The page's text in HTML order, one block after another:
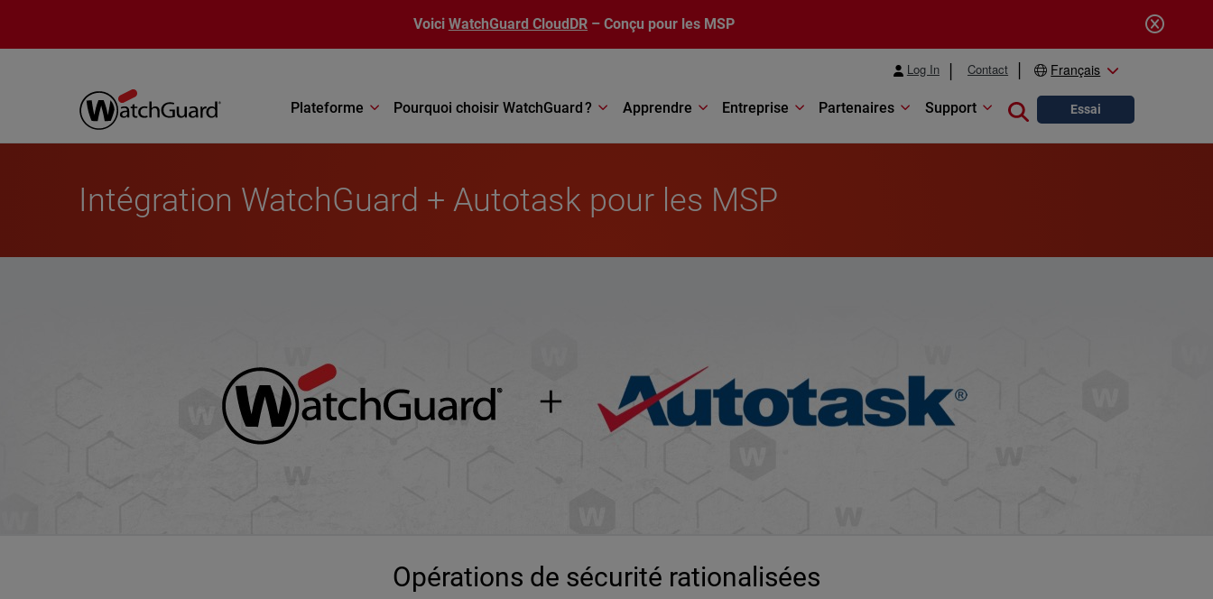
Voici WatchGuard CloudDR – Conçu pour les MSP
Log In Contact Français
Plateforme Pourquoi choisir WatchGuard ? Apprendre Entreprise Partenaires Support Close search
Essai
Intégration WatchGuard + Autotask pour les MSP
Opérations de sécurité rationalisées